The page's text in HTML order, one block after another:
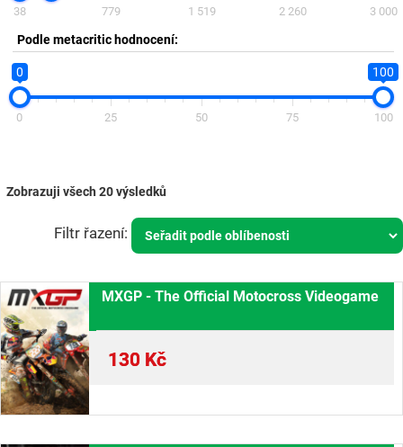
38 779 1 519 2 260 3 000
Podle metacritic hodnocení:
0 100
0 25 50 75 100
Zobrazuji všech 20 výsledků
MXGP - The Official Motocross Videogame
130 Kč